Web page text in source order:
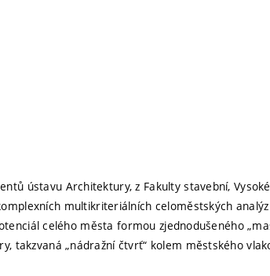
ústavu Architektury, z Fakulty stavební,
multikriteriálních celoměstských
celého města formou zjednodušeného
takzvaná „nádražní čtvrť“ kolem městského